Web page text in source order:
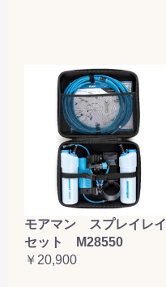
モアマン スプレイレイ
セット M28550
￥20,900